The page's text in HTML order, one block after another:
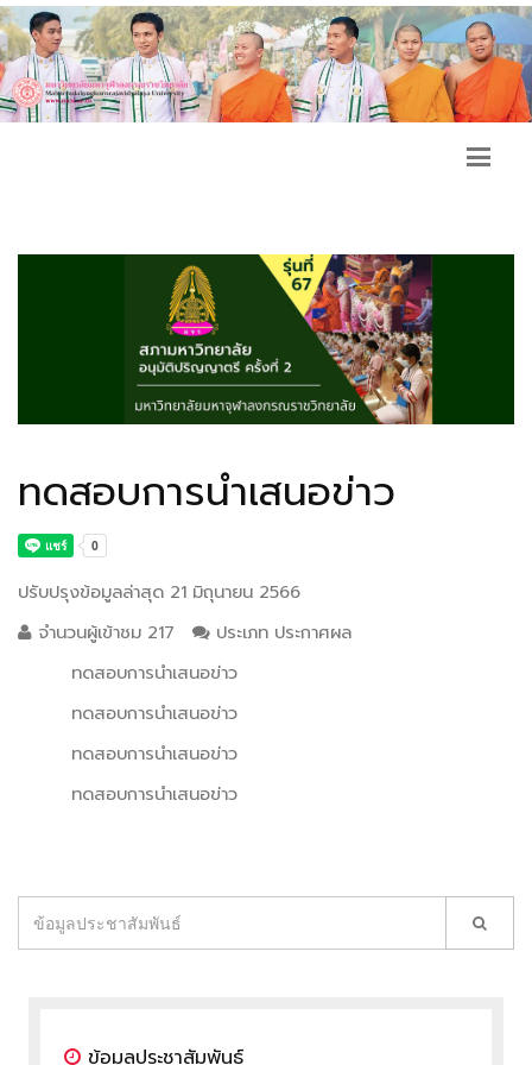
ทดสอบการนำเสนอข่าว
ปรับปรุงข้อมูลล่าสุด 21 มิถุนายน 2566
จำนวนผู้เข้าชม 217
ประเภท ประกาศผล
ทดสอบการนำเสนอข่าว
ทดสอบการนำเสนอข่าว
ทดสอบการนำเสนอข่าว
ทดสอบการนำเสนอข่าว
ข้อมูลประชาสัมพันธ์